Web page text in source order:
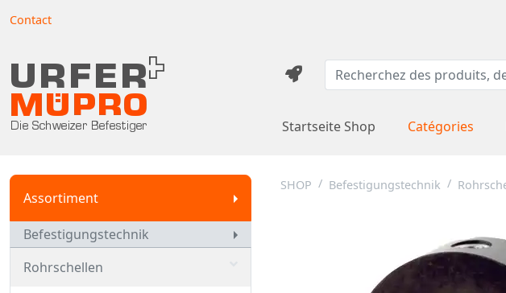
Contact
Startseite Shop Catégories
Assortiment
Befestigungstechnik
Rohrschellen
SHOP Befestigungstechnik